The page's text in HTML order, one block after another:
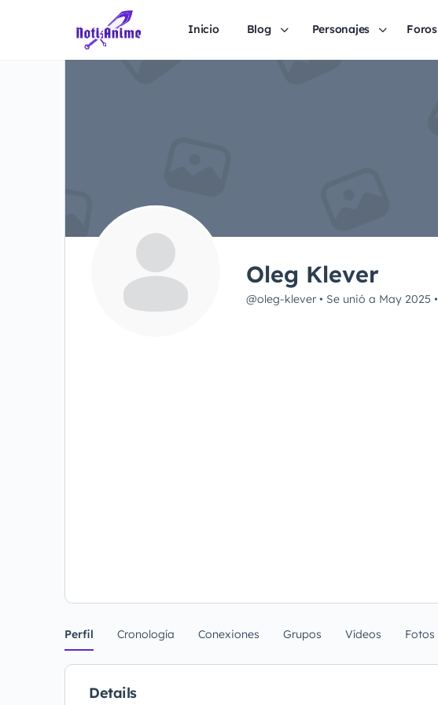
Inicio Blog Personajes Foros
Oleg Klever
@oleg-klever • Se unió a May 2025 •
Perfil Cronología Conexiones Grupos Vídeos Fotos
Details